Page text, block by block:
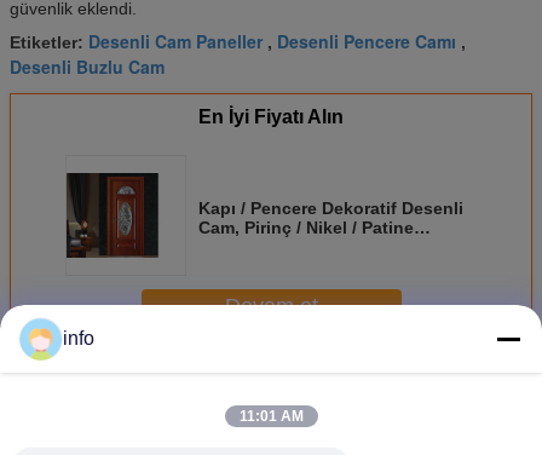
güvenlik eklendi.
Etiketler: Desenli Cam Paneller , Desenli Pencere Camı ,
Desenli Buzlu Cam
En İyi Fiyatı Alın
Kapı / Pencere Dekoratif Desenli
Cam, Pirinç / Nikel / Patine
Devam et
DahaDekoratif Desenli Cam
info
11:01 AM